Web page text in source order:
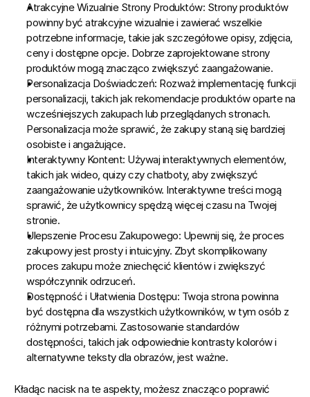
Atrakcyjne Wizualnie Strony Produktów: Strony produktów
powinny być atrakcyjne wizualnie i zawierać wszelkie
potrzebne informacje, takie jak szczegółowe opisy, zdjęcia,
ceny i dostępne opcje. Dobrze zaprojektowane strony
produktów mogą znacząco zwiększyć zaangażowanie.
Personalizacja Doświadczeń: Rozważ implementację funkcji
personalizacji, takich jak rekomendacje produktów oparte na
wcześniejszych zakupach lub przeglądanych stronach.
Personalizacja może sprawić, że zakupy staną się bardziej
osobiste i angażujące.
Interaktywny Kontent: Używaj interaktywnych elementów,
takich jak wideo, quizy czy chatboty, aby zwiększyć
zaangażowanie użytkowników. Interaktywne treści mogą
sprawić, że użytkownicy spędzą więcej czasu na Twojej
stronie.
Ulepszenie Procesu Zakupowego: Upewnij się, że proces
zakupowy jest prosty i intuicyjny. Zbyt skomplikowany
proces zakupu może zniechęcić klientów i zwiększyć
współczynnik odrzuceń.
Dostępność i Ułatwienia Dostępu: Twoja strona powinna
być dostępna dla wszystkich użytkowników, w tym osób z
różnymi potrzebami. Zastosowanie standardów
dostępności, takich jak odpowiednie kontrasty kolorów i
alternatywne teksty dla obrazów, jest ważne.
Kładąc nacisk na te aspekty, możesz znacząco poprawić